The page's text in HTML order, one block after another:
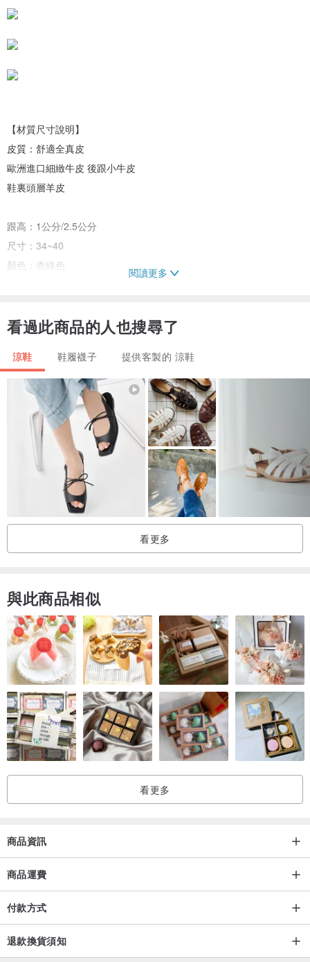
【材質尺寸說明】
皮質：舒適全真皮
歐洲進口細緻牛皮 後跟小牛皮
鞋裏頭層羊皮
跟高：1公分/2.5公分
尺寸：34~40
顏色：杏綠色
-------------
可以將腳板踩在一張白紙上將輪廓畫出，
用尺量腳最長和最寬處，最長公分為腳長公分，
對照尺寸即可。
正常腳板寬度為8-9.6公分，
9.7-10.5公分建議選擇長度多0.5公分的尺寸，
尺寸標示偏大或偏小自動選擇大一號尺寸。
-------------------------------------------------------------------------------------
-------------
【商品售後服務&退換貨說明 】◎詳細退換貨運費可參考設計館交易
政策
◎商品寄出，若尺寸無誤和無暇疵皆不能退換。
◎鞋子尺寸訂購錯誤或暇疵換貨，可接受換尺寸和換新一雙，但鞋子
請在3-5天內寄退回來。
若鞋子落地穿過，已不能退換，請在室內試穿完確認尺寸，
◎因鞋子屬於接單客製化服務，買方若因下單商品收到後款式不喜歡
要求退貨或換款，賣方恕不接受退貨和換款。
產地/製造方式
台灣設計，香港製造。
閱讀更多
看過此商品的人也搜尋了
涼鞋 鞋履襪子 提供客製的 涼鞋
看更多
與此商品相似
看更多
商品資訊
商品運費
付款方式
退款換貨須知